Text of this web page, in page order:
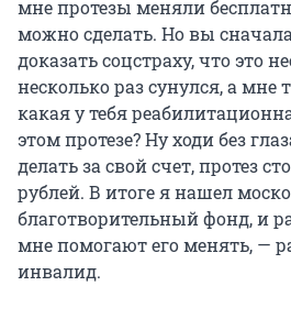
мне протезы меняли
можно сделать. Но вы
доказать соцстраху, что это
несколько раз сунулся, а мне
какая у тебя
этом протезе? Ну ходи без
делать за свой счет, протез
рублей. В итоге я нашел
благотворительный фонд, и
мне помогают его менять, —
инвалид.